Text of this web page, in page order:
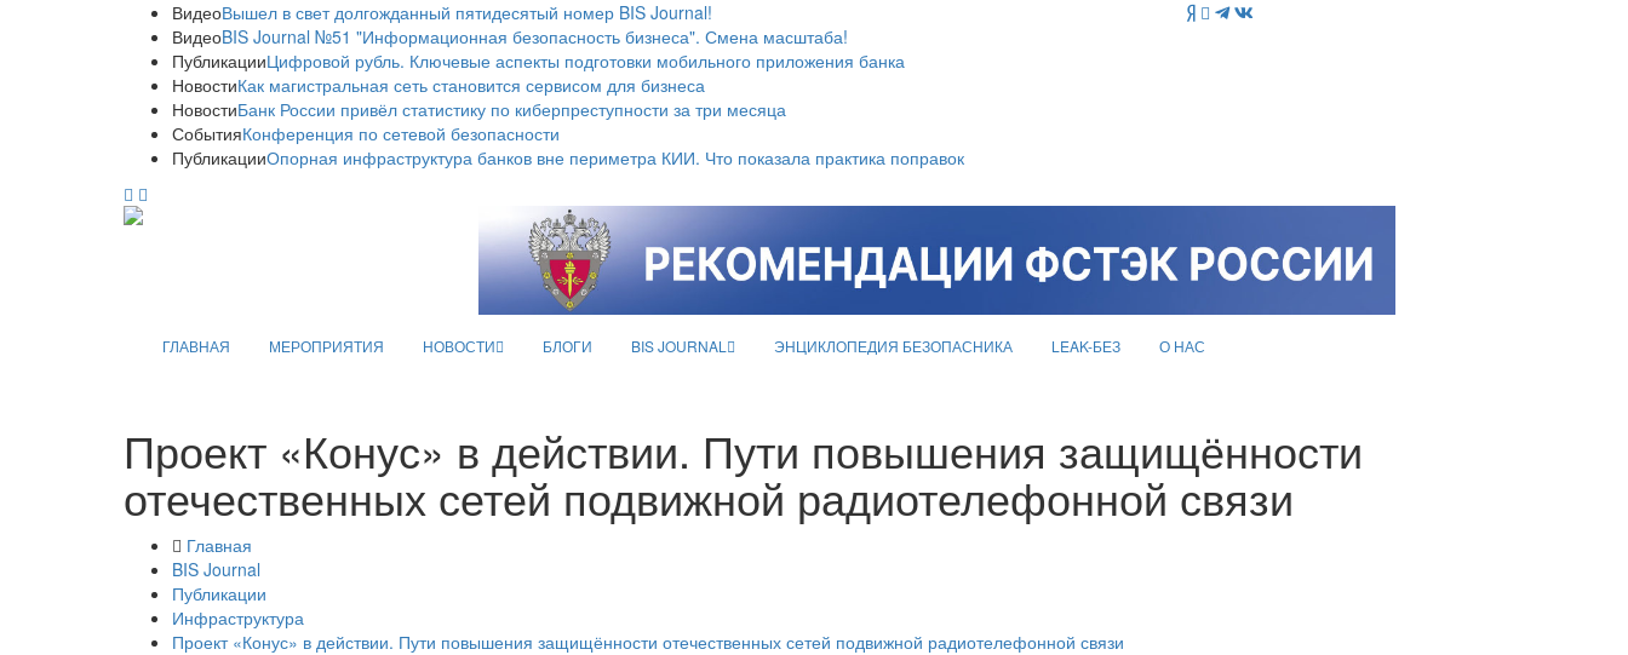
ВидеоВышел в свет долгожданный пятидесятый номер BIS Journal!
ВидеоBIS Journal №51 "Информационная безопасность бизнеса". Смена масштаба!
ПубликацииЦифровой рубль. Ключевые аспекты подготовки мобильного приложения банка
НовостиКак магистральная сеть становится сервисом для бизнеса
НовостиБанк России привёл статистику по киберпреступности за три месяца
СобытияКонференция по сетевой безопасности
ПубликацииОпорная инфраструктура банков вне периметра КИИ. Что показала практика поправок
ГЛАВНАЯ МЕРОПРИЯТИЯ НОВОСТИ БЛОГИ BIS JOURNAL ЭНЦИКЛОПЕДИЯ БЕЗОПАСНИКА LEAK-БЕЗ О НАС
Проект «Конус» в действии. Пути повышения защищённости
отечественных сетей подвижной радиотелефонной связи
Главная
BIS Journal
Публикации
Инфраструктура
Проект «Конус» в действии. Пути повышения защищённости отечественных сетей подвижной радиотелефонной связи